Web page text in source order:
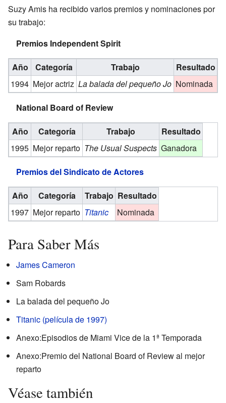
Suzy Amis ha recibido varios premios y nominaciones por
su trabajo:
Premios Independent Spirit
Año Categoría Trabajo
Resultado
1994 Mejor actriz La balada del pequeño Jo Nominada
National Board of Review
Año Categoría Trabajo
Resultado
1995 Mejor reparto The Usual Suspects Ganadora
Premios del Sindicato de Actores
Año Categoría Trabajo Resultado
1997 Mejor reparto Titanic Nominada
Para Saber Más
James Cameron
Sam Robards
La balada del pequeño Jo
Titanic (película de 1997)
Anexo:Episodios de Miami Vice de la 1ª Temporada
Anexo:Premio del National Board of Review al mejor
reparto
Véase también